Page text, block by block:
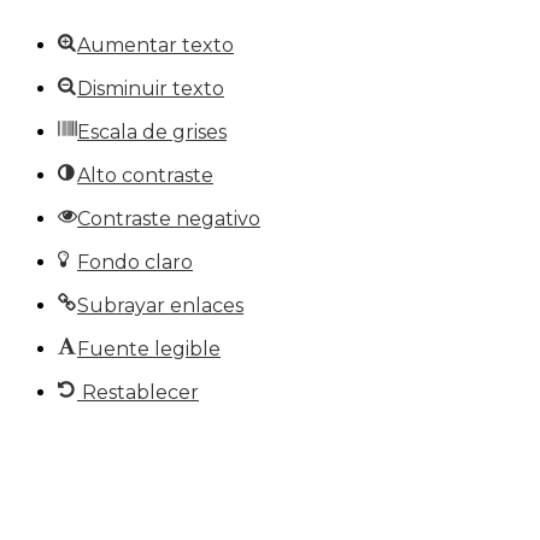
Aumentar texto
Disminuir texto
Escala de grises
Alto contraste
Contraste negativo
Fondo claro
Subrayar enlaces
Fuente legible
Restablecer